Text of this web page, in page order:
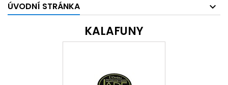
ÚVODNÍ STRÁNKA
KALAFUNY